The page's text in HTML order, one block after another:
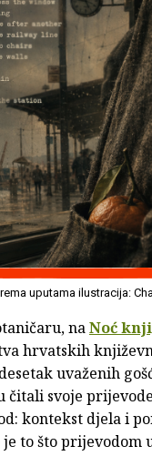
uputama ilustracija:
naNoć
hrvatskih
uvaženih
svoje
kontekst djela i
to što prijevodom